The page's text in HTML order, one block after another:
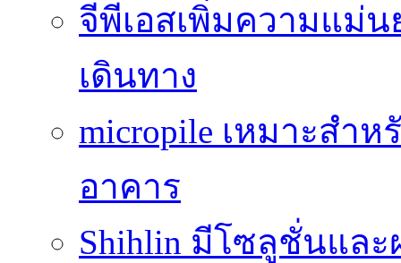
จีพีเอสเพิ่มความแม่
เดินทาง
micropile เหมาะสำ
อาคาร
Shihlin มีโซลูชั่นแล